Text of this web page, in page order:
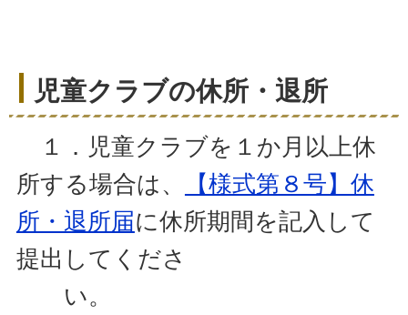
児童クラブの休所・退所
１．児童クラブを１か月以上休
所する場合は、
【様式第８号】休
所・退所届に休所期間を記入して
提出してくださ
い。